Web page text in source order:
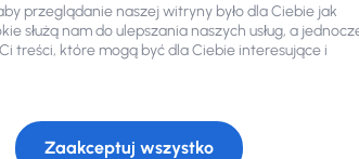
pojazdów
przeglądanie naszej witryny było dla Ciebie jak
służą nam do ulepszania naszych usług, a
treści, które mogą być dla Ciebie interesujące i
Zaakceptuj wszystko